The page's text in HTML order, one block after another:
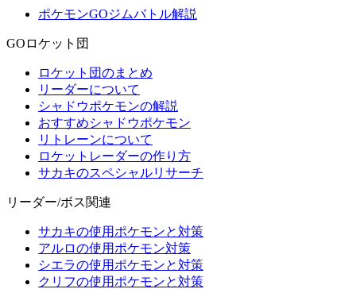
ポケモンGOジムバトル解説
GOロケット団
ロケット団のまとめ
リーダーについて
シャドウポケモンの解説
おすすめシャドウポケモン
リトレーンについて
ロケットレーダーの作り方
サカキのスペシャルリサーチ
リーダー/ボス関連
サカキの使用ポケモンと対策
アルロの使用ポケモン対策
シエラの使用ポケモンと対策
クリフの使用ポケモンと対策